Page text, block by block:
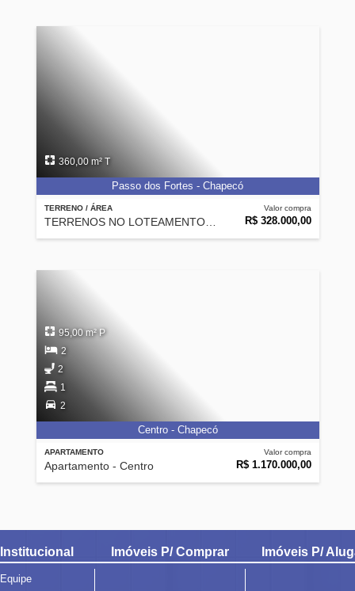
TERRENO / ÁREA
TERRENOS NO LOTEAMENTO WALVILLE III
Valor compra
R$ 328.000,00
360,00 m² T
Passo dos Fortes - Chapecó
APARTAMENTO
Apartamento - Centro
Valor compra
R$ 1.170.000,00
95,00 m² P
2
2
1
2
Centro - Chapecó
Institucional
Equipe
Imóveis P/ Comprar Imóveis P/